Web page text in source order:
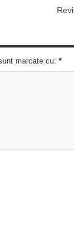
marcate cu: *